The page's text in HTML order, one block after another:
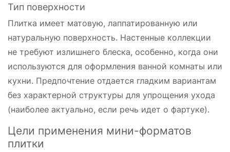
Тип поверхности
Плитка имеет матовую, лаппатированную или
натуральную поверхность. Настенные коллекции
не требуют излишнего блеска, особенно, когда они
используются для оформления ванной комнаты или
кухни. Предпочтение отдается гладким вариантам
без характерной структуры для упрощения ухода
(наиболее актуально, если речь идет о фартуке).
Цели применения мини-форматов
плитки